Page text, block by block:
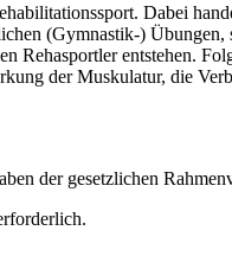
Dabei
(Gymnastik-)
Rehasportler entstehen.
der Muskulatur, die
der gesetzlichen